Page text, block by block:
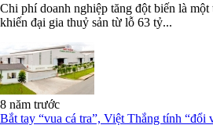
Chi phí doanh nghiệp tăng đột biến là
khiến đại gia thuỷ sản từ lỗ 63 tỷ...
8 năm trước
Bắt tay “vua cá tra”, Việt Thắng tính